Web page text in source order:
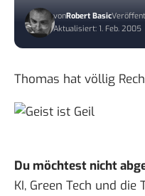
vonRobert Basic
Aktualisiert: 1. Feb. 2005
Thomas hat völlig
Du möchtest nicht
KI, Green Tech und die